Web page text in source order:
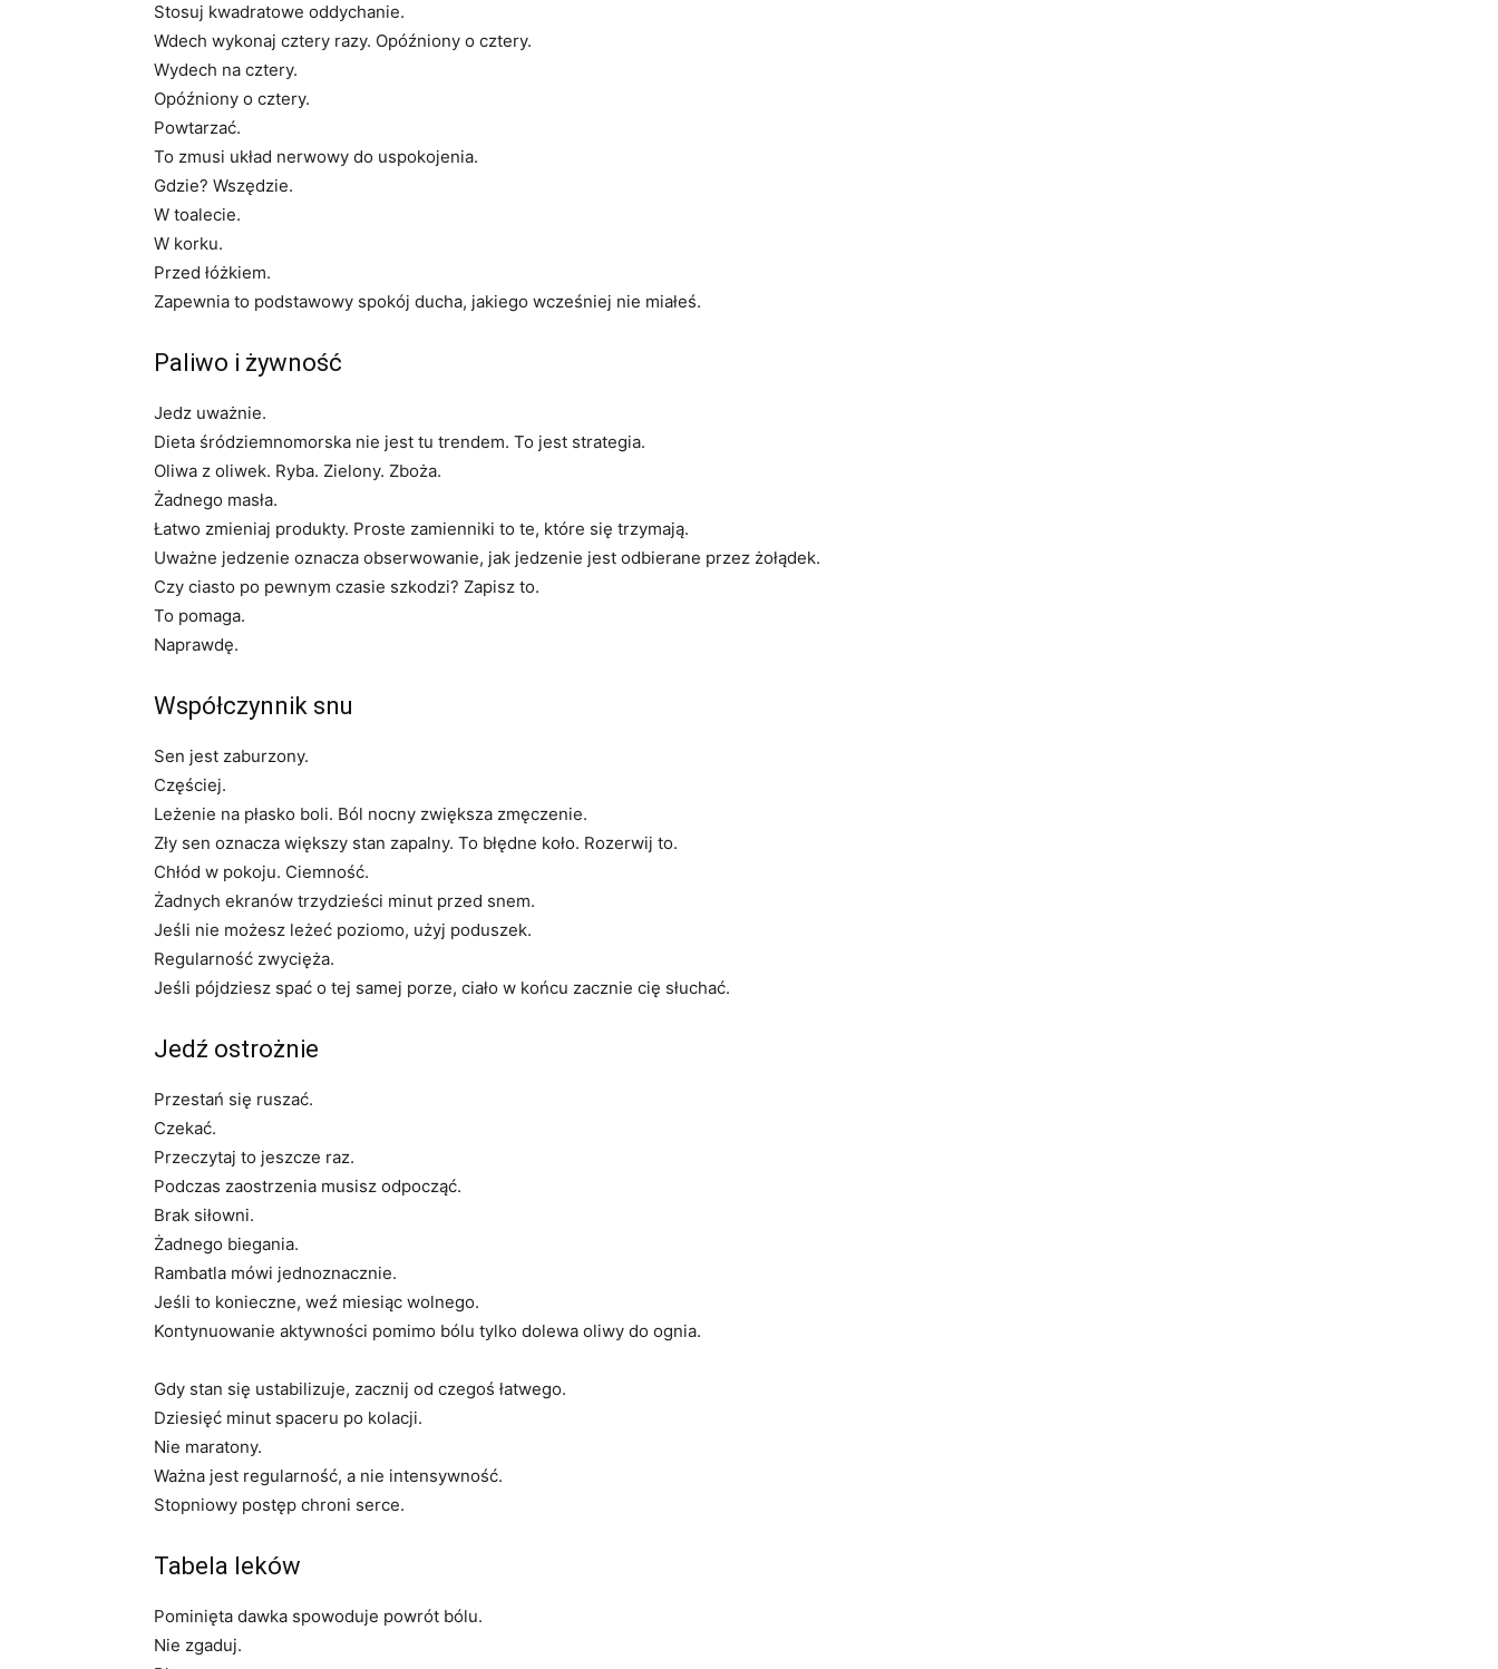
Stosuj kwadratowe oddychanie.
Wdech wykonaj cztery razy. Opóźniony o cztery.
Wydech na cztery.
Opóźniony o cztery.
Powtarzać.
To zmusi układ nerwowy do uspokojenia.
Gdzie? Wszędzie.
W toalecie.
W korku.
Przed łóżkiem.
Zapewnia to podstawowy spokój ducha, jakiego wcześniej nie miałeś.
Paliwo i żywność
Jedz uważnie.
Dieta śródziemnomorska nie jest tu trendem. To jest strategia.
Oliwa z oliwek. Ryba. Zielony. Zboża.
Żadnego masła.
Łatwo zmieniaj produkty. Proste zamienniki to te, które się trzymają.
Uważne jedzenie oznacza obserwowanie, jak jedzenie jest odbierane przez żołądek.
Czy ciasto po pewnym czasie szkodzi? Zapisz to.
To pomaga.
Naprawdę.
Współczynnik snu
Sen jest zaburzony.
Częściej.
Leżenie na płasko boli. Ból nocny zwiększa zmęczenie.
Zły sen oznacza większy stan zapalny. To błędne koło. Rozerwij to.
Chłód w pokoju. Ciemność.
Żadnych ekranów trzydzieści minut przed snem.
Jeśli nie możesz leżeć poziomo, użyj poduszek.
Regularność zwycięża.
Jeśli pójdziesz spać o tej samej porze, ciało w końcu zacznie cię słuchać.
Jedź ostrożnie
Przestań się ruszać.
Czekać.
Przeczytaj to jeszcze raz.
Podczas zaostrzenia musisz odpocząć.
Brak siłowni.
Żadnego biegania.
Rambatla mówi jednoznacznie.
Jeśli to konieczne, weź miesiąc wolnego.
Kontynuowanie aktywności pomimo bólu tylko dolewa oliwy do ognia.
Gdy stan się ustabilizuje, zacznij od czegoś łatwego.
Dziesięć minut spaceru po kolacji.
Nie maratony.
Ważna jest regularność, a nie intensywność.
Stopniowy postęp chroni serce.
Tabela leków
Pominięta dawka spowoduje powrót bólu.
Nie zgaduj.